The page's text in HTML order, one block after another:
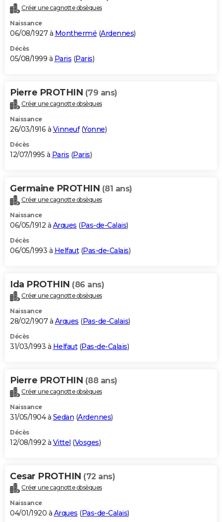
Créer une cagnotte obsèques
Naissance
06/08/1927 à Monthermé (Ardennes)
Décès
05/08/1999 à Paris (Paris)
Pierre PROTHIN (79 ans)
Créer une cagnotte obsèques
Naissance
26/03/1916 à Vinneuf(Yonne)
Décès
12/07/1995 à Paris (Paris)
Germaine PROTHIN (81 ans)
Créer une cagnotte obsèques
Naissance
06/05/1912 à Arques (Pas-de-Calais)
Décès
06/05/1993 à Helfaut(Pas-de-Calais)
Ida PROTHIN (86 ans)
Créer une cagnotte obsèques
Naissance
28/02/1907 à Arques (Pas-de-Calais)
Décès
31/03/1993 à Helfaut(Pas-de-Calais)
Pierre PROTHIN (88 ans)
Créer une cagnotte obsèques
Naissance
31/05/1904 à Sedan (Ardennes)
Décès
12/08/1992 à Vittel (Vosges)
Cesar PROTHIN (72 ans)
Créer une cagnotte obsèques
Naissance
04/01/1920 à Arques (Pas-de-Calais)